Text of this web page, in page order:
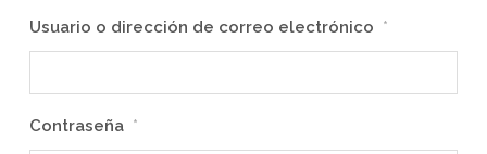
Usuario o dirección de correo electrónico *
Contraseña *